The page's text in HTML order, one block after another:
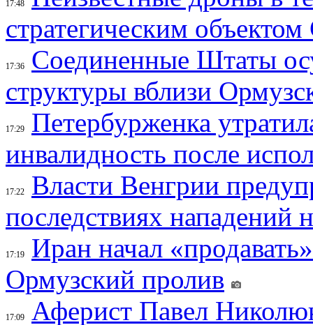
17:48
стратегическим
17:36
Соединенные Штаты
структуры вблизи
17:29
Петербурженка
инвалидность после
17:22
Власти Венгрии
последствиях нападений
17:19
Иран начал
Ормузский пролив
17:09
Аферист Павел